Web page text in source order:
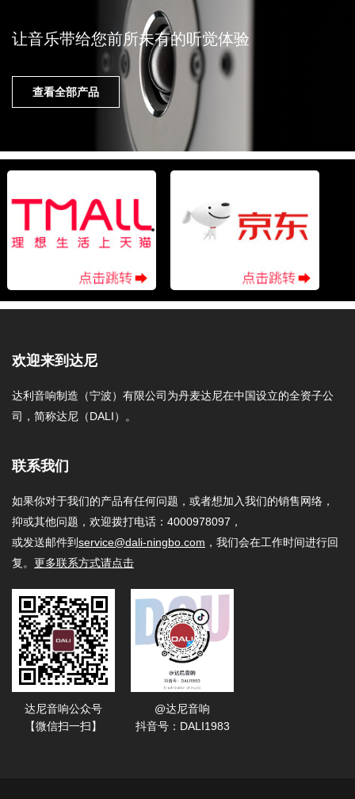
让音乐带给您前所未有的听觉体验
查看全部产品
欢迎来到达尼
达利音响制造（宁波）有限公司为丹麦达尼在中国设立的全资子公
司，简称达尼（DALI）。
联系我们
如果你对于我们的产品有任何问题，或者想加入我们的销售网络，
抑或其他问题，欢迎拨打电话：4000978097，
或发送邮件到service@dali-ningbo.com ，我们会在工作时间进行回
复。 更多联系方式请点击
达尼音响公众号
【微信扫一扫】
@达尼音响
抖音号：DALI1983